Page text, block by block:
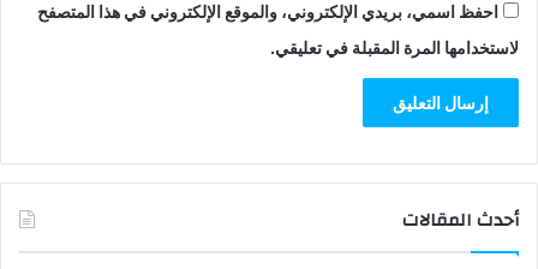
احفظ اسمي، بريدي الإلكتروني، والموقع الإلكتروني في هذا المتصفح
لاستخدامها المرة المقبلة في تعليقي.
أحدث المقالات